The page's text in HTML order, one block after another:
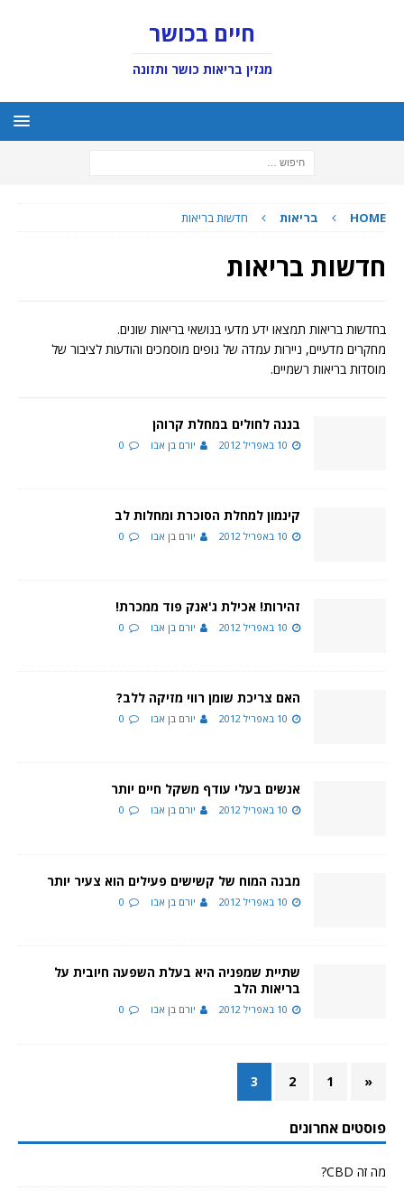
חיים בכושר
מגזין בריאות כושר ותזונה
HOME בריאות חדשות בריאות
חדשות בריאות
בחדשות בריאות תמצאו ידע מדעי בנושאי בריאות שונים.
מחקרים מדעיים, ניירות עמדה של גופים מוסמכים והודעות לציבור של
מוסדות בריאות רשמיים.
בננה לחולים במחלת קרוהן
10 באפריל 2012 יורם בן אבו 0
קינמון למחלת הסוכרת ומחלות לב
10 באפריל 2012 יורם בן אבו 0
זהירות! אכילת ג'אנק פוד ממכרת!
10 באפריל 2012 יורם בן אבו 0
האם צריכת שומן רווי מזיקה ללב?
10 באפריל 2012 יורם בן אבו 0
אנשים בעלי עודף משקל חיים יותר
10 באפריל 2012 יורם בן אבו 0
מבנה המוח של קשישים פעילים הוא צעיר יותר
10 באפריל 2012 יורם בן אבו 0
שתיית שמפניה היא בעלת השפעה חיובית על
בריאות הלב
10 באפריל 2012 יורם בן אבו 0
«
1
2
3
פוסטים אחרונים
מה זה CBD?